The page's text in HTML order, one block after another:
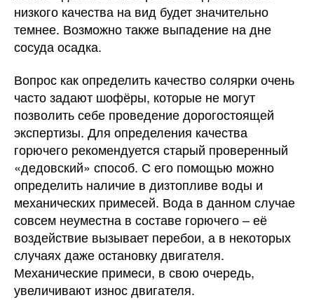
низкого качества на вид будет значительно
темнее. Возможно также выпадение на дне
сосуда осадка.
Вопрос как определить качество солярки очень
часто задают шофёры, которые не могут
позволить себе проведение дорогостоящей
экспертизы. Для определения качества
горючего рекомендуется старый проверенный
«дедовский» способ. С его помощью можно
определить наличие в дизтопливе воды и
механических примесей. Вода в данном случае
совсем неуместна в составе горючего – её
воздействие вызывает перебои, а в некоторых
случаях даже остановку двигателя.
Механические примеси, в свою очередь,
увеличивают износ двигателя.